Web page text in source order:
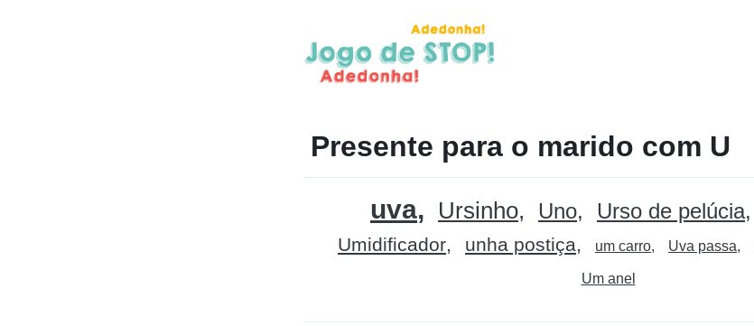
Presente para o marido com U
uva Ursinho Uno Urso de pelúcia
Umidificador unha postiça um carro Uva passa
Um anel